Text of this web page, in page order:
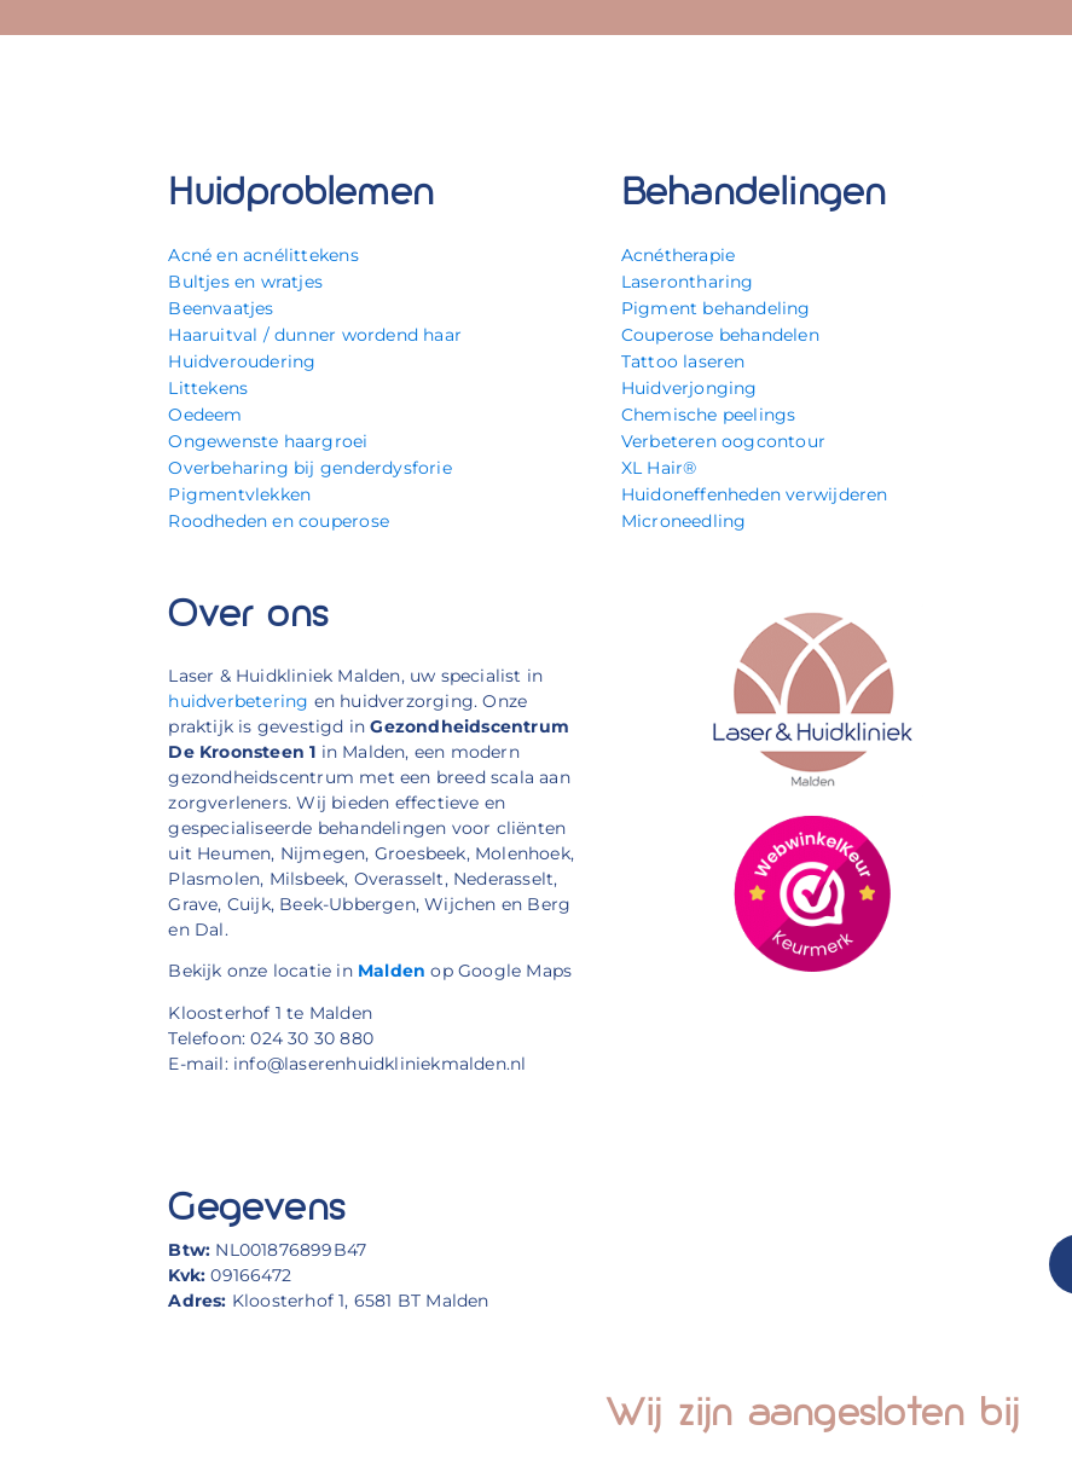
Huidproblemen
Acné en acnélittekens
Bultjes en wratjes
Beenvaatjes
Haaruitval / dunner wordend haar
Huidveroudering
Littekens
Oedeem
Ongewenste haargroei
Overbeharing bij genderdysforie
Pigmentvlekken
Roodheden en couperose
Behandelingen
Acnétherapie
Laserontharing
Pigment behandeling
Couperose behandelen
Tattoo laseren
Huidverjonging
Chemische peelings
Verbeteren oogcontour
XL Hair®
Huidoneffenheden verwijderen
Microneedling
Over ons
Laser & Huidkliniek Malden, uw specialist in
huidverbetering en huidverzorging. Onze
praktijk is gevestigd inGezondheidscentrum
De Kroonsteen 1 in Malden, een modern
gezondheidscentrum met een breed scala aan
zorgverleners. Wij bieden effectieve en
gespecialiseerde behandelingen voor cliënten
uit Heumen, Nijmegen, Groesbeek, Molenhoek,
Plasmolen, Milsbeek, Overasselt, Nederasselt,
Grave, Cuijk, Beek-Ubbergen, Wijchen en Berg
en Dal.
Bekijk onze locatie in Malden op Google Maps
Kloosterhof 1 te Malden
Telefoon: 024 30 30 880
E-mail: info@laserenhuidkliniekmalden.nl
Gegevens
Btw: NL001876899B47
Kvk: 09166472
Adres: Kloosterhof 1, 6581 BT Malden
Wij zijn aangesloten bij